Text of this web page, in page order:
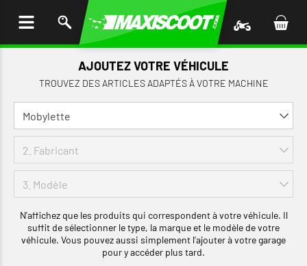
AJOUTEZ VOTRE VÉHICULE
TROUVEZ DES ARTICLES ADAPTÉS À VOTRE MACHINE
N'affichez que les produits qui correspondent à votre véhicule. Il
suffit de sélectionner le type, la marque et le modèle de votre
véhicule. Vous pouvez aussi simplement l'ajouter à votre garage
pour y accéder plus tard.